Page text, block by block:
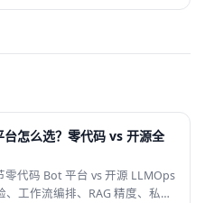
怎么选？零代码 vs 开源全
零代码 Bot 平台 vs 开源 LLMOps
工作流编排、RAG 精度、私有